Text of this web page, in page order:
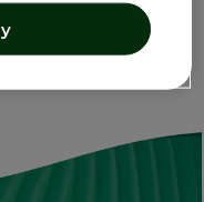
de dados
our-